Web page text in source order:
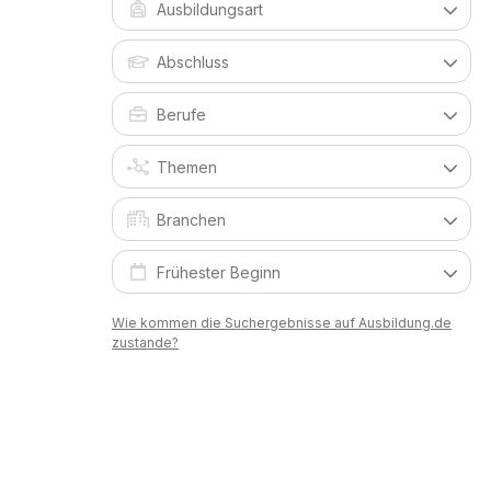
Wie kommen die Suchergebnisse auf Ausbildung.de
zustande?